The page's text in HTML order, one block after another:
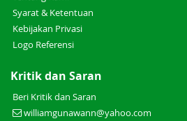
Syarat & Ketentuan
Kebijakan Privasi
Logo Referensi
Kritik dan Saran
Beri Kritik dan Saran
williamgunawann@yahoo.com